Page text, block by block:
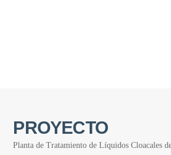
PROYECTO
Planta de Tratamiento de Líquidos Cloacales